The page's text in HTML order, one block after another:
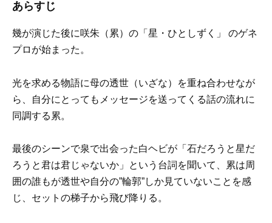
あらすじ
幾が演じた後に咲朱（累）の「星・ひとしずく」 のゲネ
プロが始まった。
光を求める物語に母の透世（いざな）を重ね合わせなが
ら、自分にとってもメッセージを送ってくる話の流れに
同調する累。
最後のシーンで泉で出会った白ヘビが「石だろうと星だ
ろうと君は君じゃないか」という台詞を聞いて、累は周
囲の誰もが透世や自分の”輪郭”しか見ていないことを感
じ、セットの梯子から飛び降りる。